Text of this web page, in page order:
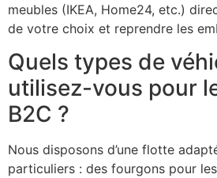
meubles (IKEA, Home24, etc.)
de votre choix et reprendre les
Quels types de
utilisez-vous pour
B2C ?
Nous disposons d’une flotte
particuliers : des fourgons pour